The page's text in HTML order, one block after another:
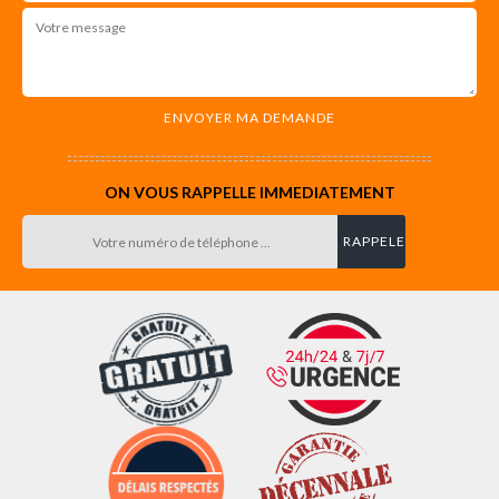
ON VOUS RAPPELLE IMMEDIATEMENT